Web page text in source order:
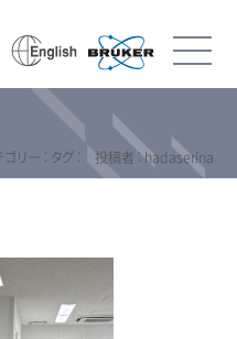
ゴリー : タグ : 投稿者 : hadaserina